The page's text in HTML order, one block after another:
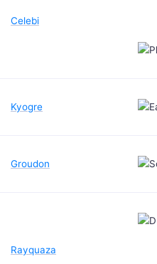
Celebi
Kyogre
Groudon
Rayquaza